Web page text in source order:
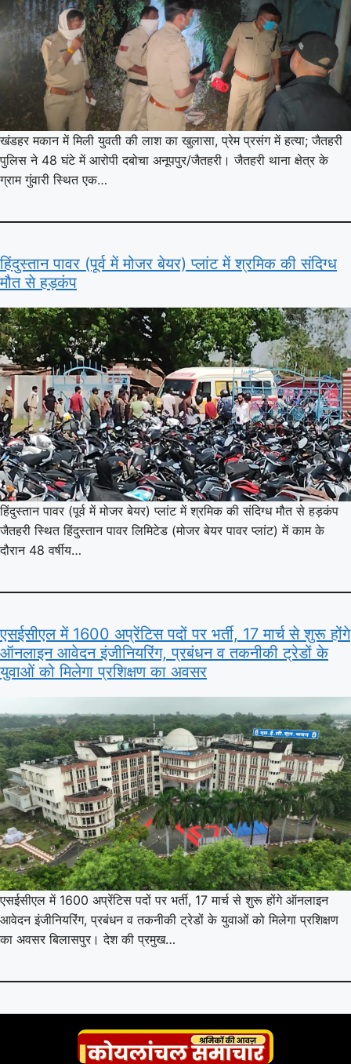
खंडहर मकान में मिली युवती की लाश का खुलासा, प्रेम प्रसंग में हत्या; जैतहरी
पुलिस ने 48 घंटे में आरोपी दबोचा अनूपपुर/जैतहरी। जैतहरी थाना क्षेत्र के
ग्राम गुंवारी स्थित एक…
हिंदुस्तान पावर (पूर्व में मोजर बेयर) प्लांट में श्रमिक की संदिग्ध
मौत से हड़कंप
हिंदुस्तान पावर (पूर्व में मोजर बेयर) प्लांट में श्रमिक की संदिग्ध मौत से हड़कंप
जैतहरी स्थित हिंदुस्तान पावर लिमिटेड (मोजर बेयर पावर प्लांट) में काम के
दौरान 48 वर्षीय…
एसईसीएल में 1600 अप्रेंटिस पदों पर भर्ती, 17 मार्च से शुरू होंगे
ऑनलाइन आवेदन इंजीनियरिंग, प्रबंधन व तकनीकी ट्रेडों के
युवाओं को मिलेगा प्रशिक्षण का अवसर
एसईसीएल में 1600 अप्रेंटिस पदों पर भर्ती, 17 मार्च से शुरू होंगे ऑनलाइन
आवेदन इंजीनियरिंग, प्रबंधन व तकनीकी ट्रेडों के युवाओं को मिलेगा प्रशिक्षण
का अवसर बिलासपुर। देश की प्रमुख…